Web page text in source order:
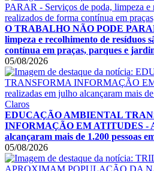
O TRABALHO NÃO PODE
limpeza e recolhimento de resíduos
contínua em praças, parques e
05/08/2026
EDUCAÇÃO AMBIENTAL
INFORMAÇÃO EM ATITUDES -
alcançaram mais de 1.200 pessoas
05/08/2026